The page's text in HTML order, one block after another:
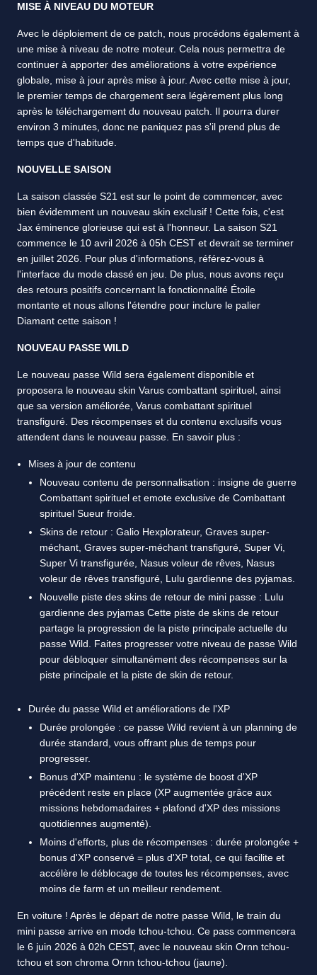
MISE À NIVEAU DU MOTEUR
Avec le déploiement de ce patch, nous procédons également à
une mise à niveau de notre moteur. Cela nous permettra de
continuer à apporter des améliorations à votre expérience
globale, mise à jour après mise à jour. Avec cette mise à jour,
le premier temps de chargement sera légèrement plus long
après le téléchargement du nouveau patch. Il pourra durer
environ 3 minutes, donc ne paniquez pas s'il prend plus de
temps que d'habitude.
NOUVELLE SAISON
La saison classée S21 est sur le point de commencer, avec
bien évidemment un nouveau skin exclusif ! Cette fois, c'est
Jax éminence glorieuse qui est à l'honneur. La saison S21
commence le 10 avril 2026 à 05h CEST et devrait se terminer
en juillet 2026. Pour plus d'informations, référez-vous à
l'interface du mode classé en jeu. De plus, nous avons reçu
des retours positifs concernant la fonctionnalité Étoile
montante et nous allons l'étendre pour inclure le palier
Diamant cette saison !
NOUVEAU PASSE WILD
Le nouveau passe Wild sera également disponible et
proposera le nouveau skin Varus combattant spirituel, ainsi
que sa version améliorée, Varus combattant spirituel
transfiguré. Des récompenses et du contenu exclusifs vous
attendent dans le nouveau passe. En savoir plus :
Mises à jour de contenu
Nouveau contenu de personnalisation : insigne de guerre
Combattant spirituel et emote exclusive de Combattant
spirituel Sueur froide.
Skins de retour : Galio Hexplorateur, Graves super-
méchant, Graves super-méchant transfiguré, Super Vi,
Super Vi transfigurée, Nasus voleur de rêves, Nasus
voleur de rêves transfiguré, Lulu gardienne des pyjamas.
Nouvelle piste des skins de retour de mini passe : Lulu
gardienne des pyjamas Cette piste de skins de retour
partage la progression de la piste principale actuelle du
passe Wild. Faites progresser votre niveau de passe Wild
pour débloquer simultanément des récompenses sur la
piste principale et la piste de skin de retour.
Durée du passe Wild et améliorations de l'XP
Durée prolongée : ce passe Wild revient à un planning de
durée standard, vous offrant plus de temps pour
progresser.
Bonus d'XP maintenu : le système de boost d'XP
précédent reste en place (XP augmentée grâce aux
missions hebdomadaires + plafond d'XP des missions
quotidiennes augmenté).
Moins d'efforts, plus de récompenses : durée prolongée +
bonus d'XP conservé = plus d'XP total, ce qui facilite et
accélère le déblocage de toutes les récompenses, avec
moins de farm et un meilleur rendement.
En voiture ! Après le départ de notre passe Wild, le train du
mini passe arrive en mode tchou-tchou. Ce pass commencera
le 6 juin 2026 à 02h CEST, avec le nouveau skin Ornn tchou-
tchou et son chroma Ornn tchou-tchou (jaune).